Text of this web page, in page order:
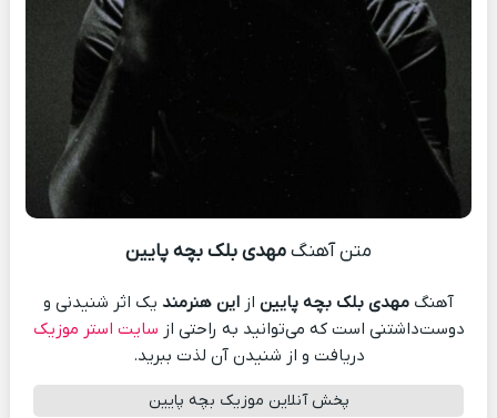
متن آهنگمهدی بلک بچه پایین
آهنگ مهدی بلک بچه پایین از این هنرمند یک اثر شنیدنی و
دوست‌داشتنی است که می‌توانید به راحتی از سایت استر موزیک
دریافت و از شنیدن آن لذت ببرید.
پخش آنلاین موزیک بچه پایین